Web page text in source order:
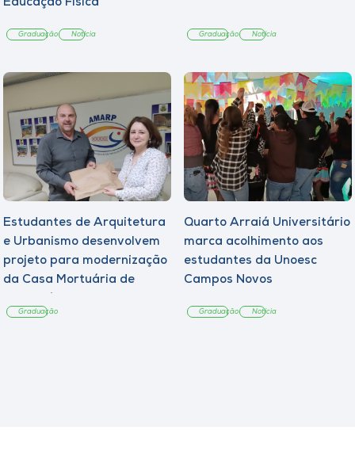
Educação Física
Graduação Notícia Graduação Notícia
Estudantes de Arquitetura
e Urbanismo desenvolvem
projeto para modernização
da Casa Mortuária de
Graduação
Quarto Arraiá Universitário
marca acolhimento aos
estudantes da Unoesc
Campos Novos
Graduação Notícia